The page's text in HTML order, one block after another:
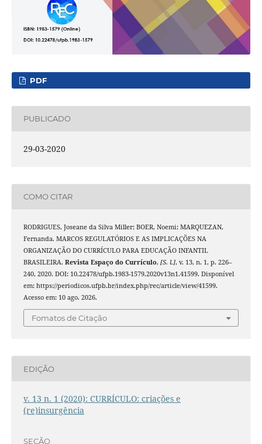
PDF
PUBLICADO
29-03-2020
COMO CITAR
RODRIGUES, Joseane da Silva Miller; BOER, Noemi; MARQUEZAN,
Fernanda. MARCOS REGULATÓRIOS E AS IMPLICAÇÕES NA
ORGANIZAÇÃO DO CURRÍCULO PARA EDUCAÇÃO INFANTIL
BRASILEIRA. Revista Espaço do Currículo, [S. l.], v. 13, n. 1, p. 226–
240, 2020. DOI: 10.22478/ufpb.1983-1579.2020v13n1.41599. Disponível
em: https://periodicos.ufpb.br/index.php/rec/article/view/41599.
Acesso em: 10 ago. 2026.
Fomatos de Citação
EDIÇÃO
v. 13 n. 1 (2020): CURRÍCULO: criações e
(re)insurgência
SEÇÃO